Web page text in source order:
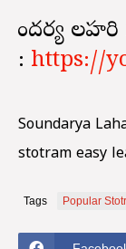
సౌందర్య
: https://
Soundarya
stotram easy
Tags Popular